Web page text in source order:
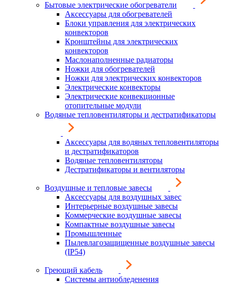
Бытовые электрические обогреватели
Аксессуары для обогревателей
Блоки управления для электрических
конвекторов
Кронштейны для электрических
конвекторов
Маслонаполненные радиаторы
Ножки для обогревателей
Ножки для электрических конвекторов
Электрические конвекторы
Электрические конвекционные
отопительные модули
Водяные тепловентиляторы и дестратификаторы
Аксессуары для водяных тепловентиляторы
и дестратификаторов
Водяные тепловентиляторы
Дестратификаторы и вентиляторы
Воздушные и тепловые завесы
Аксессуары для воздушных завес
Интерьерные воздушные завесы
Коммерческие воздушные завесы
Компактные воздушные завесы
Промышленные
Пылевлагозащищенные воздушные завесы
(IP54)
Греющий кабель
Системы антиобледенения